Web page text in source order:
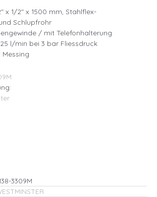
x 1/2″ x 1500 mm, Stahlflex-
Schlupfrohr
/ mit Telefonhalterung
l/min bei 3 bar Fliessdruck
3309M